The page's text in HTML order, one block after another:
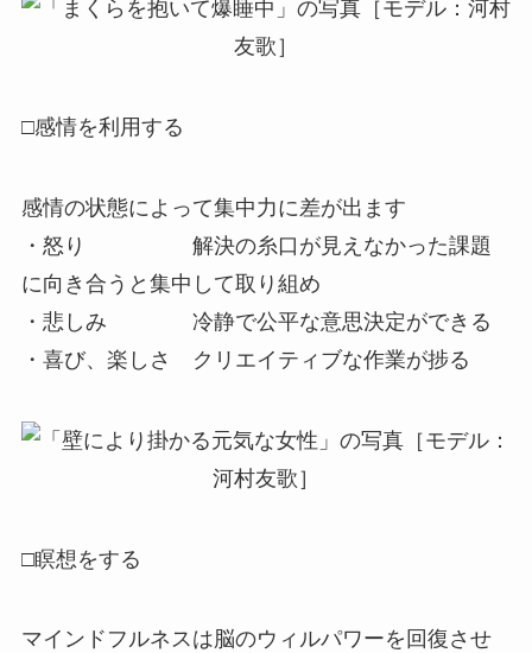
□感情を利用する
感情の状態によって集中力に差が出ます
・怒り 解決の糸口が見えなかった課題
に向き合うと集中して取り組め
・悲しみ 冷静で公平な意思決定ができる
・喜び、楽しさ クリエイティブな作業が捗る
□瞑想をする
マインドフルネスは脳のウィルパワーを回復させ